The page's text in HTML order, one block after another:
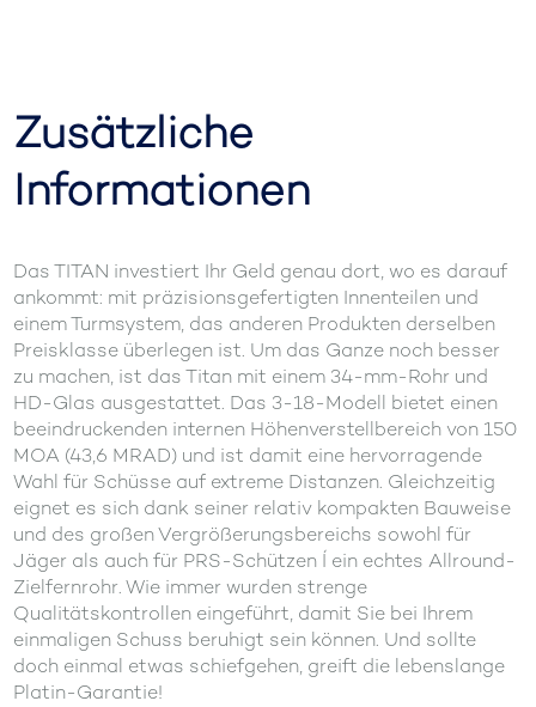
Zusätzliche
Informationen
Das TITAN investiert Ihr Geld genau dort, wo es darauf
ankommt: mit präzisionsgefertigten Innenteilen und
einem Turmsystem, das anderen Produkten derselben
Preisklasse überlegen ist. Um das Ganze noch besser
zu machen, ist das Titan mit einem 34-mm-Rohr und
HD-Glas ausgestattet. Das 3-18-Modell bietet einen
beeindruckenden internen Höhenverstellbereich von 150
MOA (43,6 MRAD) und ist damit eine hervorragende
Wahl für Schüsse auf extreme Distanzen. Gleichzeitig
eignet es sich dank seiner relativ kompakten Bauweise
und des großen Vergrößerungsbereichs sowohl für
Jäger als auch für PRS-Schützen Í ein echtes Allround-
Zielfernrohr. Wie immer wurden strenge
Qualitätskontrollen eingeführt, damit Sie bei Ihrem
einmaligen Schuss beruhigt sein können. Und sollte
doch einmal etwas schiefgehen, greift die lebenslange
Platin-Garantie!